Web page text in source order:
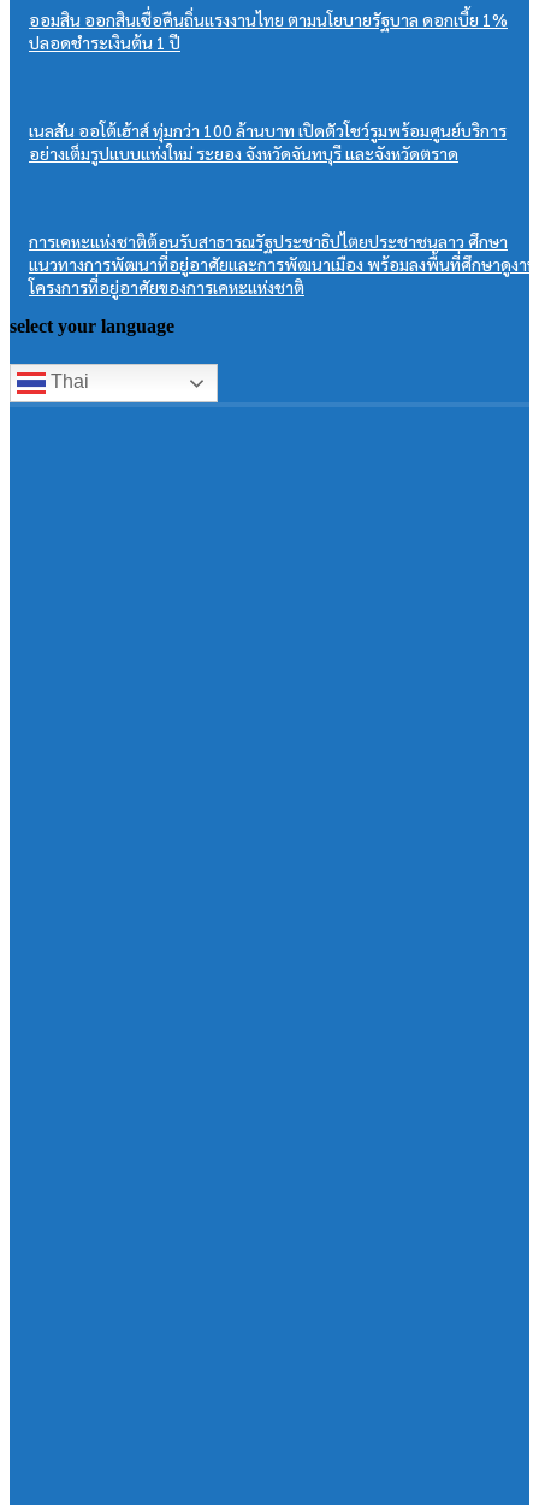
ออมสิน ออกสินเชื่อคืนถิ่นแรงงานไทย ตามนโยบายรัฐบาล ดอกเบี้ย 1%
ปลอดชำระเงินต้น 1 ปี
เนลสัน ออโต้เฮ้าส์ ทุ่มกว่า 100 ล้านบาท เปิดตัวโชว์รูมพร้อมศูนย์บริการ
อย่างเต็มรูปแบบแห่งใหม่ ระยอง จังหวัดจันทบุรี และจังหวัดตราด
การเคหะแห่งชาติต้อนรับสาธารณรัฐประชาธิปไตยประชาชนลาว ศึกษา
แนวทางการพัฒนาที่อยู่อาศัยและการพัฒนาเมือง พร้อมลงพื้นที่ศึกษาดูงาน
โครงการที่อยู่อาศัยของการเคหะแห่งชาติ
select your language
Thai